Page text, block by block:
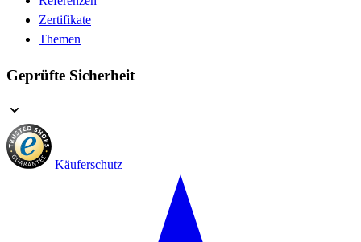
Zertifikate
Themen
Geprüfte Sicherheit
Käuferschutz